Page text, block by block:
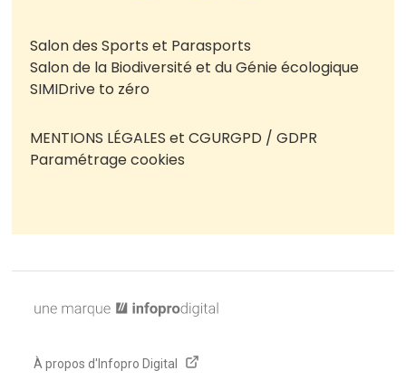
Salon des Sports et Parasports
Salon de la Biodiversité et du Génie écologique
SIMIDrive to zéro
MENTIONS LÉGALES et CGURGPD / GDPR
Paramétrage cookies